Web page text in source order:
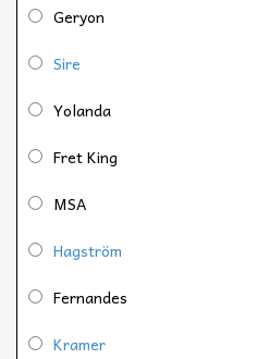
Geryon
Sire
Yolanda
Fret King
MSA
Hagström
Fernandes
Kramer